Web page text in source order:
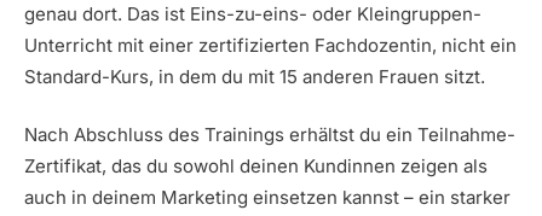
genau dort. Das ist Eins-zu-eins- oder Kleingruppen-
Unterricht mit einer zertifizierten Fachdozentin, nicht ein
Standard-Kurs, in dem du mit 15 anderen Frauen sitzt.
Nach Abschluss des Trainings erhältst du ein Teilnahme-
Zertifikat, das du sowohl deinen Kundinnen zeigen als
auch in deinem Marketing einsetzen kannst – ein starker